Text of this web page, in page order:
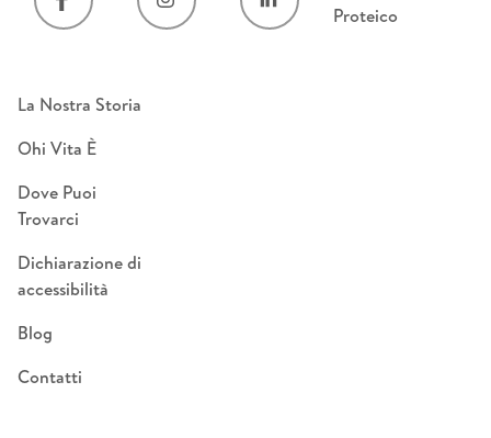
Proteico
La Nostra Storia
Ohi Vita È
Dove Puoi
Trovarci
Dichiarazione di
accessibilità
Blog
Contatti